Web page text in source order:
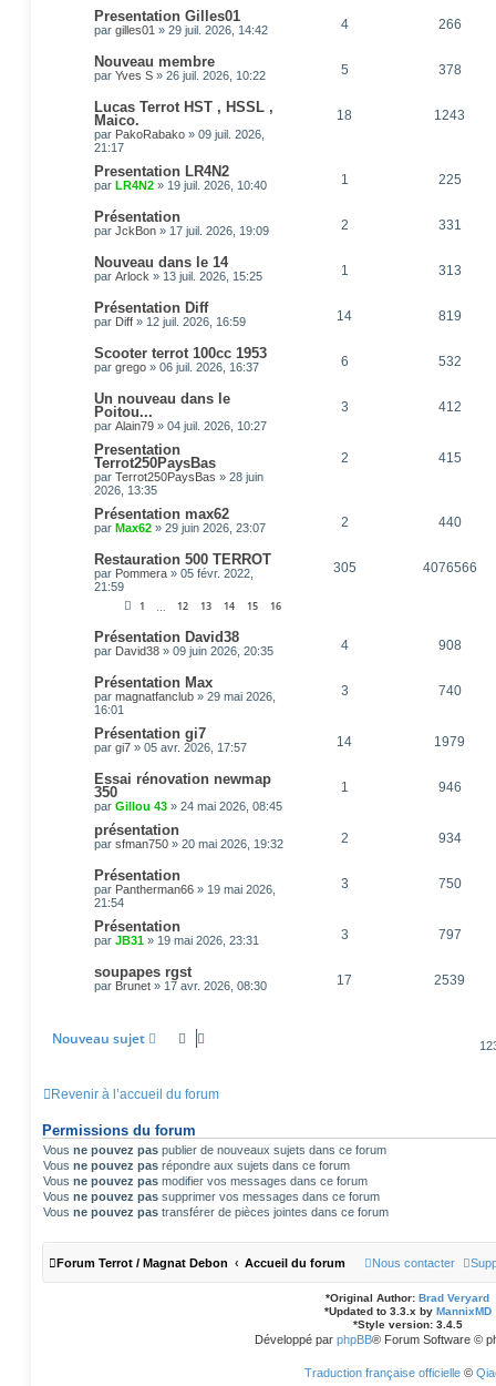
Presentation Gilles01
par gilles01 » 29 juil. 2026, 14:42 4 266
Nouveau membre
par Yves S » 26 juil. 2026, 10:22 5 378
Lucas Terrot HST , HSSL ,
Maico.
par PakoRabako » 09 juil. 2026,
21:17
18 1243
Presentation LR4N2
par LR4N2 » 19 juil. 2026, 10:40 1 225
Présentation
par JckBon » 17 juil. 2026, 19:09 2 331
Nouveau dans le 14
par Arlock » 13 juil. 2026, 15:25 1 313
Présentation Diff
par Diff » 12 juil. 2026, 16:59 14 819
Scooter terrot 100cc 1953
par grego » 06 juil. 2026, 16:37 6 532
Un nouveau dans le
Poitou...
par Alain79 » 04 juil. 2026, 10:27
3 412
Presentation
Terrot250PaysBas
par Terrot250PaysBas » 28 juin
2026, 13:35
2 415
Présentation max62
par Max62 » 29 juin 2026, 23:07 2 440
Restauration 500 TERROT
par Pommera » 05 févr. 2022,
21:59
1 … 12 13 14 15 16
305 4076566
Présentation David38
par David38 » 09 juin 2026, 20:35 4 908
Présentation Max
par magnatfanclub » 29 mai 2026,
16:01
3 740
Présentation gi7
par gi7 » 05 avr. 2026, 17:57 14 1979
Essai rénovation newmap
350
par Gillou 43 » 24 mai 2026, 08:45
1 946
présentation
par sfman750 » 20 mai 2026, 19:32 2 934
Présentation
par Pantherman66 » 19 mai 2026,
21:54
3 750
Présentation
par JB31 » 19 mai 2026, 23:31 3 797
soupapes rgst
par Brunet » 17 avr. 2026, 08:30 17 2539
Nouveau sujet
Revenir à l’accueil du forum
Permissions du forum
Vous ne pouvez pas publier de nouveaux sujets dans ce forum
Vous ne pouvez pas répondre aux sujets dans ce forum
Vous ne pouvez pas modifier vos messages dans ce forum
Vous ne pouvez pas supprimer vos messages dans ce forum
Vous ne pouvez pas transférer de pièces jointes dans ce forum
Forum Terrot / Magnat Debon Accueil du forum Nous contacter
*Original Author: Brad Veryard
*Updated to 3.3.x by MannixMD
*Style version: 3.4.5
Développé par phpBB® Forum Software ©
Traduction française officielle©